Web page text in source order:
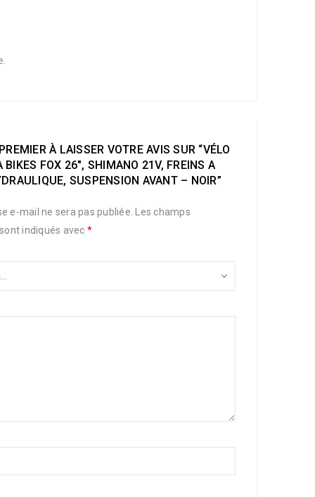
À LAISSER VOTRE AVIS SUR “VÉLO
FOX 26″, SHIMANO 21V, FREINS A
SUSPENSION AVANT – NOIR”
e-mail ne sera pas publiée.
Les champs
indiqués avec *